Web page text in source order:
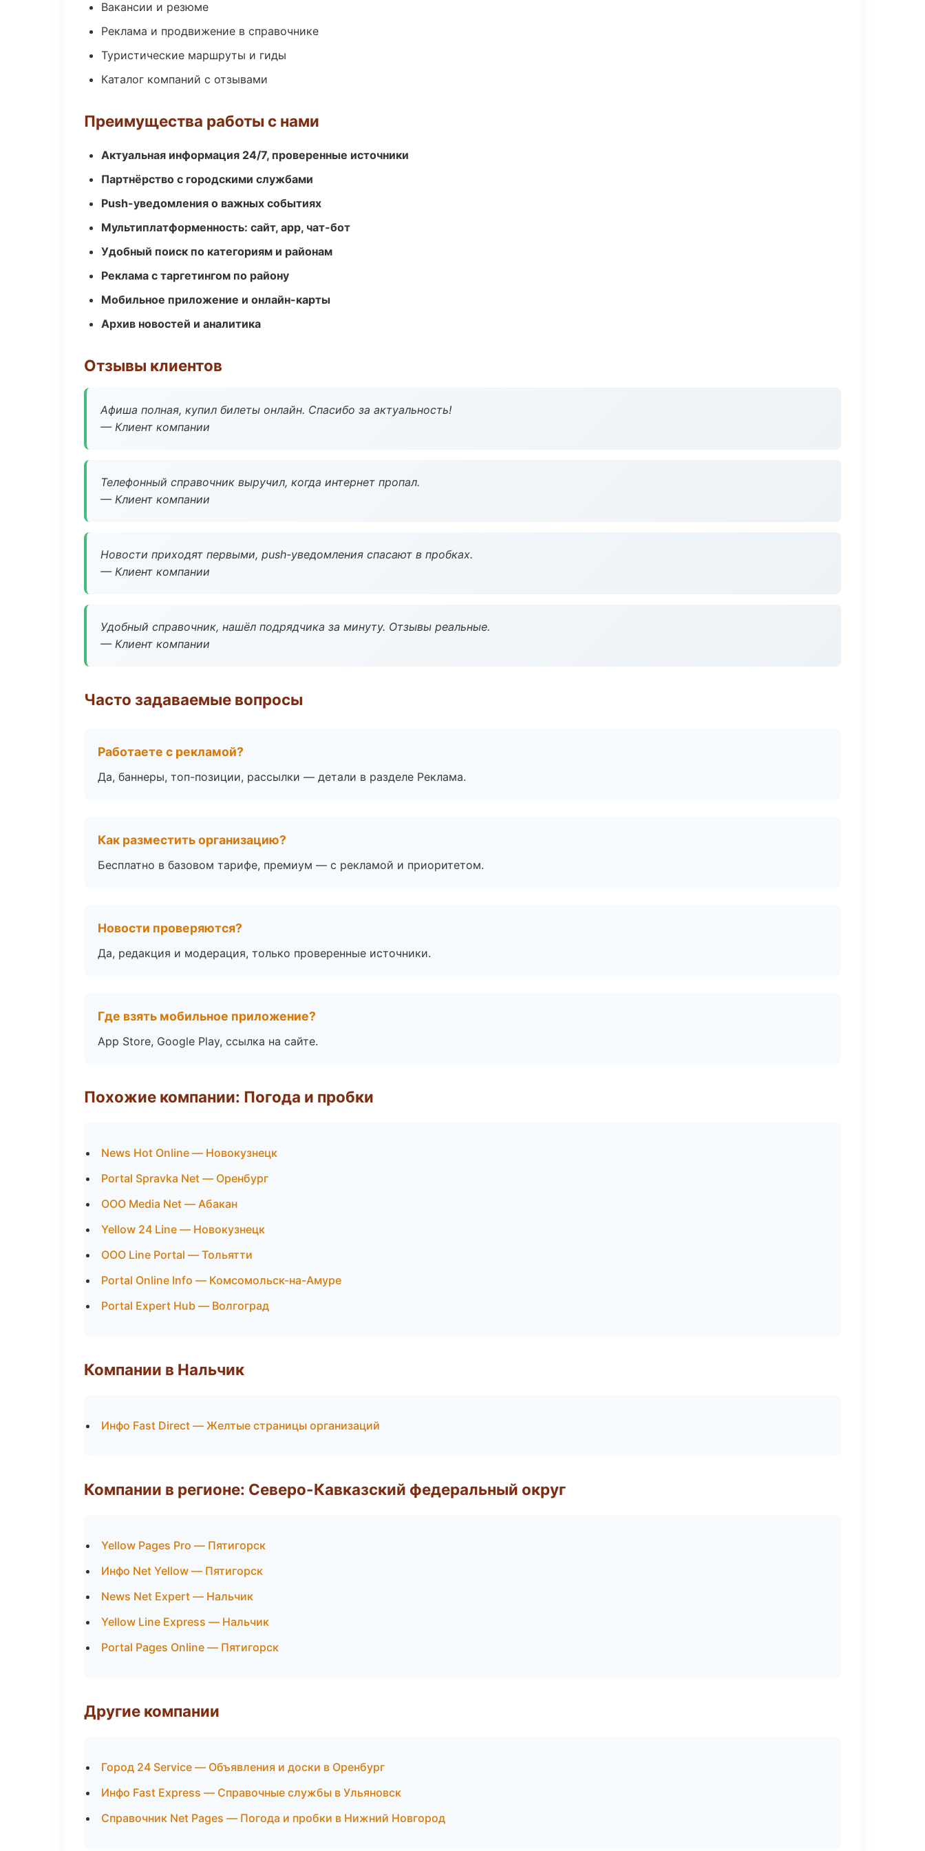
Вакансии и резюме
Реклама и продвижение в справочнике
Туристические маршруты и гиды
Каталог компаний с отзывами
Преимущества работы с нами
Актуальная информация 24/7, проверенные источники
Партнёрство с городскими службами
Push-уведомления о важных событиях
Мультиплатформенность: сайт, app, чат-бот
Удобный поиск по категориям и районам
Реклама с таргетингом по району
Мобильное приложение и онлайн-карты
Архив новостей и аналитика
Отзывы клиентов
Афиша полная, купил билеты онлайн. Спасибо за актуальность!
— Клиент компании
Телефонный справочник выручил, когда интернет пропал.
— Клиент компании
Новости приходят первыми, push-уведомления спасают в пробках.
— Клиент компании
Удобный справочник, нашёл подрядчика за минуту. Отзывы реальные.
— Клиент компании
Часто задаваемые вопросы
Работаете с рекламой?
Да, баннеры, топ-позиции, рассылки — детали в разделе Реклама.
Как разместить организацию?
Бесплатно в базовом тарифе, премиум — с рекламой и приоритетом.
Новости проверяются?
Да, редакция и модерация, только проверенные источники.
Где взять мобильное приложение?
App Store, Google Play, ссылка на сайте.
Похожие компании: Погода и пробки
News Hot Online — Новокузнецк
Portal Spravka Net — Оренбург
ООО Media Net — Абакан
Yellow 24 Line — Новокузнецк
ООО Line Portal — Тольятти
Portal Online Info — Комсомольск-на-Амуре
Portal Expert Hub — Волгоград
Компании в Нальчик
Инфо Fast Direct — Желтые страницы организаций
Компании в регионе: Северо-Кавказский федеральный округ
Yellow Pages Pro — Пятигорск
Инфо Net Yellow — Пятигорск
News Net Expert — Нальчик
Yellow Line Express — Нальчик
Portal Pages Online — Пятигорск
Другие компании
Город 24 Service — Объявления и доски в Оренбург
Инфо Fast Express — Справочные службы в Ульяновск
Справочник Net Pages — Погода и пробки в Нижний Новгород